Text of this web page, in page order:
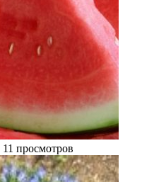
11 просмотров